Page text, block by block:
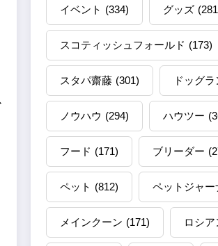
イベント (334) グッズ
スコティッシュフォールド (173)
スタパ齋藤 (301) ドッグラ
ノウハウ (294) ハウツー
フード (171) ブリーダー
ペット (812) ペットジャー
メインクーン (171) ロシ